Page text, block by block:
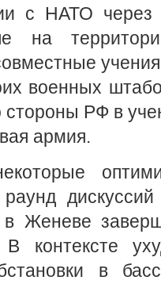
с НАТО
на
военных
РФ в
армия.
Женеве
В контексте
в